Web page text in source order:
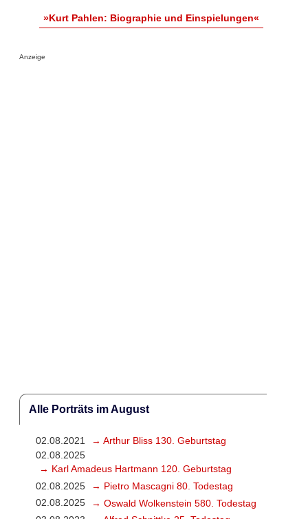
»Kurt Pahlen: Biographie und Einspielungen«
Anzeige
Alle Porträts im August
02.08.2021
→ Arthur Bliss 130. Geburtstag
02.08.2025
→ Karl Amadeus Hartmann 120. Geburtstag
02.08.2025
→ Pietro Mascagni 80. Todestag
02.08.2025
→ Oswald Wolkenstein 580. Todestag